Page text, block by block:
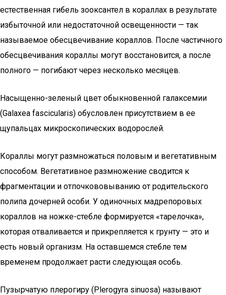
естественная гибель зооксантел в кораллах в результате
избыточной или недостаточной освещенности — так
называемое обесцвечивание кораллов. После частичного
обесцвечивания кораллы могут восстановится, а после
полного — погибают через несколько месяцев.
Насыщенно-зеленый цвет обыкновенной галаксемии
(Galaxea fascicularis) обусловлен присутствием в ее
щупальцах микроскопических водорослей.
Кораллы могут размножаться половым и вегетативным
способом. Вегетативное размножение сводится к
фрагментации и отпочкововыванию от родительского
полипа дочерней особи. У одиночных мадрепоровых
кораллов на ножке-стебле формируется «тарелочка»,
которая отваливается и прикрепляется к грунту — это и
есть новый организм. На оставшемся стебле тем
временем продолжает расти следующая особь.
Пузырчатую плерогиру (Plerogyra sinuosa) называют